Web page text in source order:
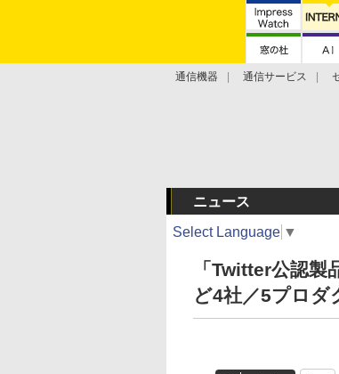
通信機器 通信サービス
ニュース
Select Language ▼
「Twitter公認
ど4社／5プロダ